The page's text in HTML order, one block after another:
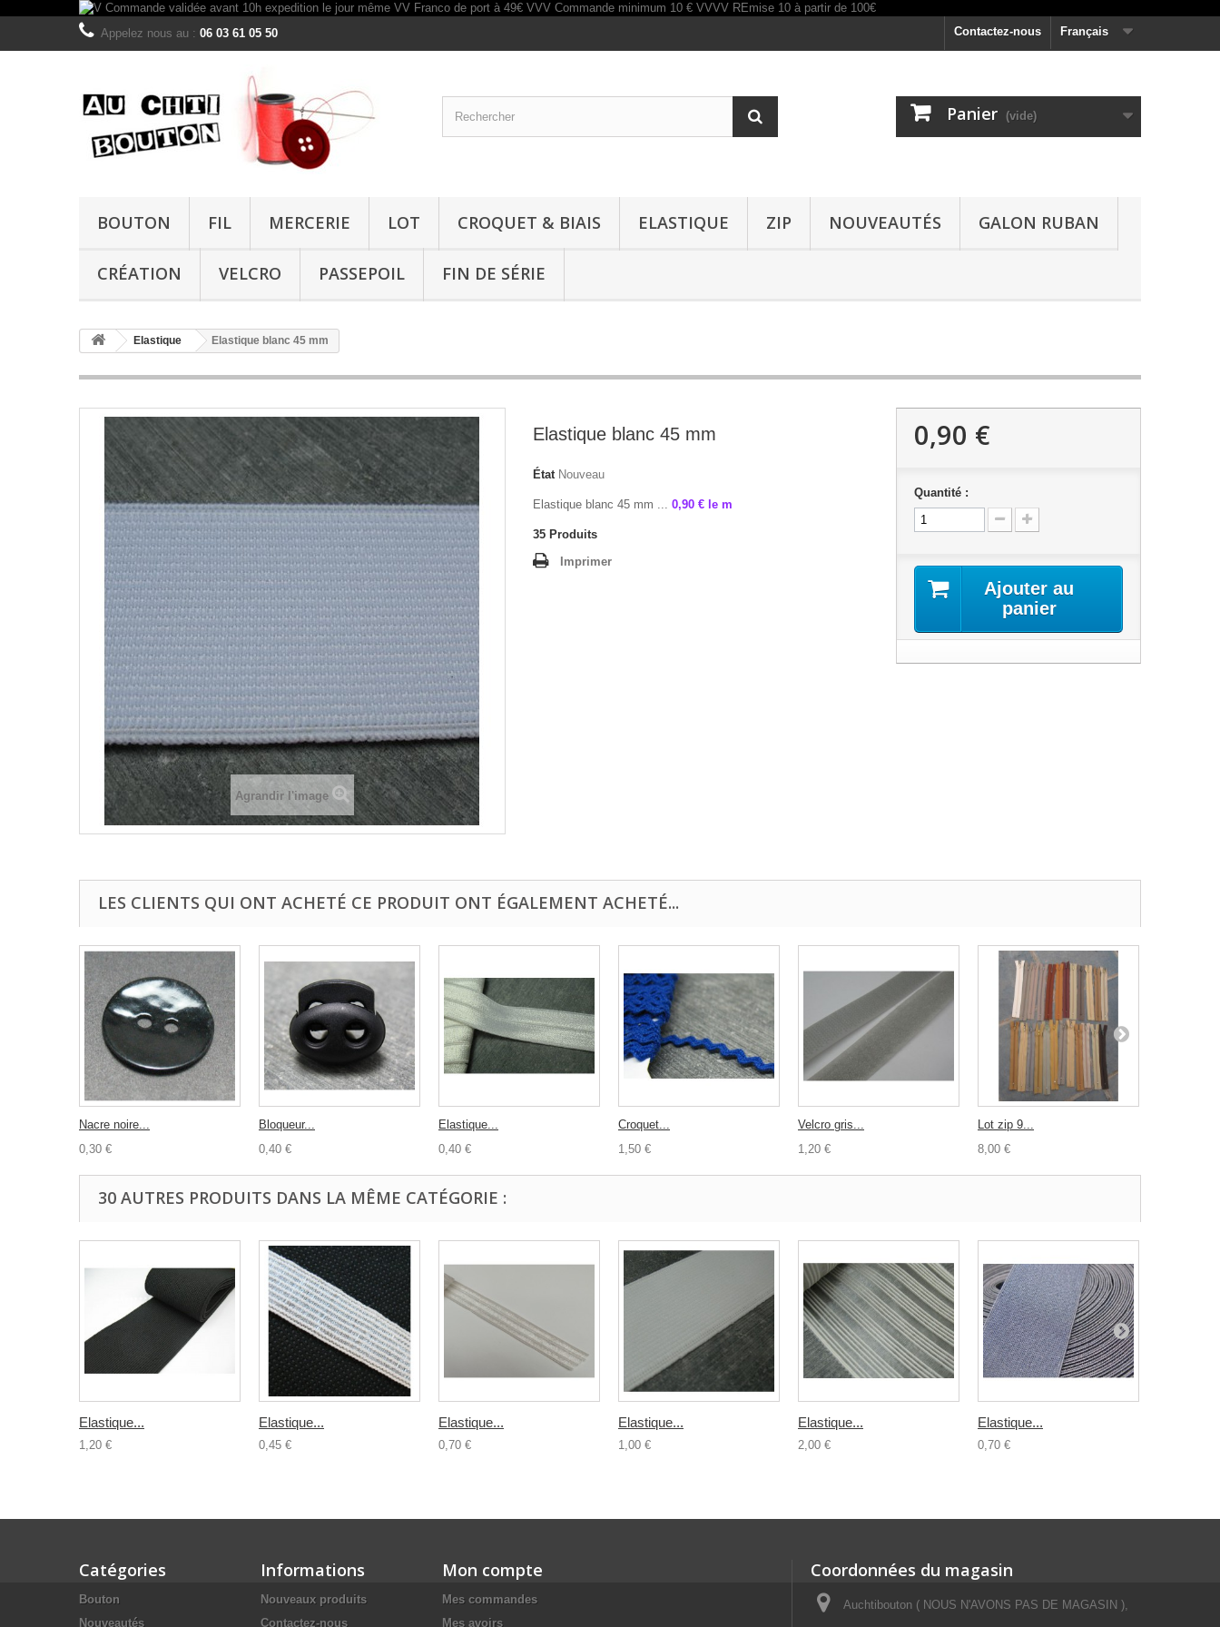
Français
Contactez-nous
Appelez nous au : 06 03 61 05 50
Panier (vide)
BOUTON FIL MERCERIE LOT CROQUET & BIAIS ELASTIQUE ZIP NOUVEAUTÉS GALON RUBAN
CRÉATION VELCRO PASSEPOIL FIN DE SÉRIE
Elastique Elastique blanc 45 mm
Agrandir l'image
Elastique blanc 45 mm
État Nouveau
Elastique blanc 45 mm ... 0,90 € le m
35 Produits
Imprimer
0,90 €
Quantité :
Ajouter au
panier
LES CLIENTS QUI ONT ACHETÉ CE PRODUIT ONT ÉGALEMENT ACHETÉ...
Nacre noire...
0,30 €
Bloqueur...
0,40 €
Elastique...
0,40 €
Croquet...
1,50 €
Velcro gris...
1,20 €
Lot zip 9...
8,00 €
30 AUTRES PRODUITS DANS LA MÊME CATÉGORIE :
Elastique...
1,20 €
Elastique...
0,45 €
Elastique...
0,70 €
Elastique...
1,00 €
Elastique...
2,00 €
Elastique...
0,70 €
Catégories
Bouton
Nouveautés
Informations
Nouveaux produits
Contactez-nous
Mon compte
Mes commandes
Mes avoirs
Coordonnées du magasin
Auchtibouton ( NOUS N'AVONS PAS DE MAGASIN ),